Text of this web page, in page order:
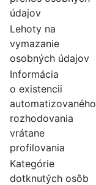
údajov
Lehoty na
vymazanie
osobných údajov
Informácia
o existencii
automatizovaného
rozhodovania
vrátane
profilovania
Kategórie
dotknutých osôb